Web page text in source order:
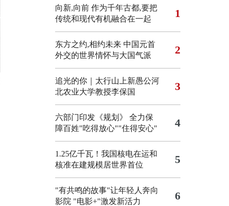
向新,向前 作为千年古都,要把
传统和现代有机融合在一起
1
东方之约,相约未来 中国元首
外交的世界情怀与大国气派
2
追光的你｜太行山上新愚公河
北农业大学教授李保国
3
六部门印发《规划》 全力保
障百姓"吃得放心""住得安心"
4
1.25亿千瓦！我国核电在运和
核准在建规模居世界首位
5
"有共鸣的故事"让年轻人奔向
影院 "电影+"激发新活力 6